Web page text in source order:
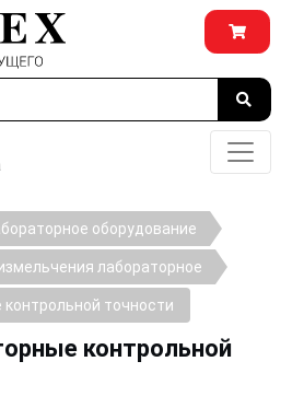
оборудование
лабораторное
точности